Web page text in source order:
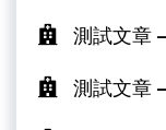
測試文章
測試文章